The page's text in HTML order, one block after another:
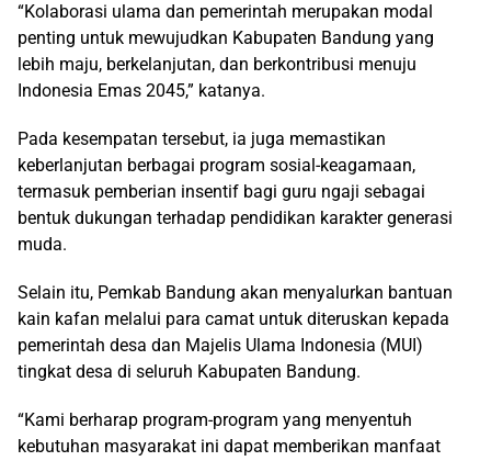
“Kolaborasi ulama dan pemerintah merupakan modal
penting untuk mewujudkan Kabupaten Bandung yang
lebih maju, berkelanjutan, dan berkontribusi menuju
Indonesia Emas 2045,” katanya.
Pada kesempatan tersebut, ia juga memastikan
keberlanjutan berbagai program sosial-keagamaan,
termasuk pemberian insentif bagi guru ngaji sebagai
bentuk dukungan terhadap pendidikan karakter generasi
muda.
Selain itu, Pemkab Bandung akan menyalurkan bantuan
kain kafan melalui para camat untuk diteruskan kepada
pemerintah desa dan Majelis Ulama Indonesia (MUI)
tingkat desa di seluruh Kabupaten Bandung.
“Kami berharap program-program yang menyentuh
kebutuhan masyarakat ini dapat memberikan manfaat